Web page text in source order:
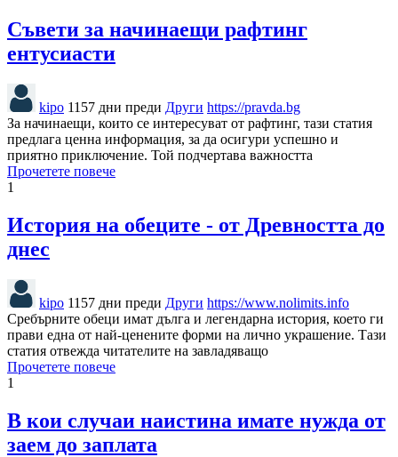
Съвети за начинаещи рафтинг
ентусиасти
kipo 1157 дни преди Други https://pravda.bg
За начинаещи, които се интересуват от рафтинг, тази статия
предлага ценна информация, за да осигури успешно и
приятно приключение. Той подчертава важността
Прочетете повече
1
История на обеците - от Древността до
днес
kipo 1157 дни преди Други https://www.nolimits.info
Сребърните обеци имат дълга и легендарна история, което ги
прави една от най-ценените форми на лично украшение. Тази
статия отвежда читателите на завладяващо
Прочетете повече
1
В кои случаи наистина имате нужда от
заем до заплата